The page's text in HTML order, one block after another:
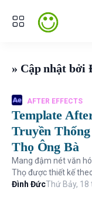
» Cập nhật bởi
AFTER EFFECTS
Template
Truyền
Thọ Ông Bà
Mang đậm nét văn
Thọ được thiết kế theo phong cách tranh thủy mặc kết hợp các
họa tiết truyền
Đình ĐứcThứ Bảy, 18